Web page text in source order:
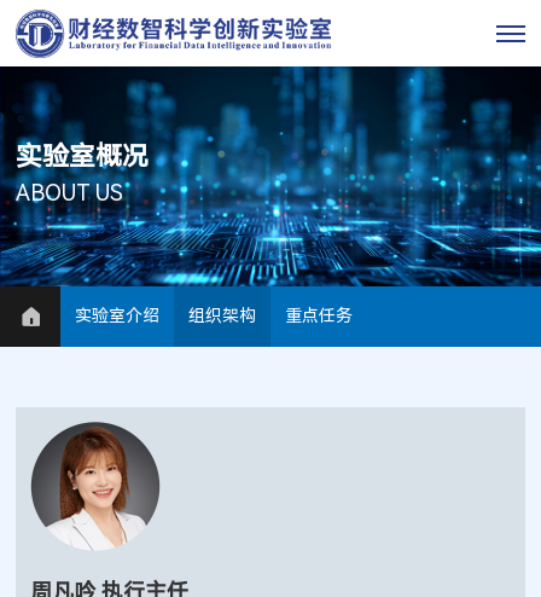
实验室概况
ABOUT US
实验室介绍 组织架构 重点任务
周凡吟 执行主任